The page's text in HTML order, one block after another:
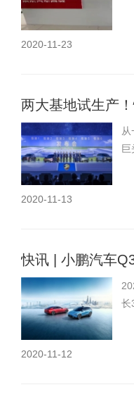
2020-11-23
两大基地试生产
巨
2020-11-13
快讯 | 小鹏汽车
长
2020-11-12